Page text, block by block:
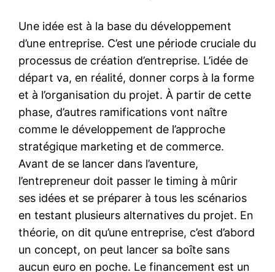
Une idée est à la base du développement
d’une entreprise. C’est une période cruciale du
processus de création d’entreprise. L’idée de
départ va, en réalité, donner corps à la forme
et à l’organisation du projet. À partir de cette
phase, d’autres ramifications vont naître
comme le développement de l’approche
stratégique marketing et de commerce.
Avant de se lancer dans l’aventure,
l’entrepreneur doit passer le timing à mûrir
ses idées et se préparer à tous les scénarios
en testant plusieurs alternatives du projet. En
théorie, on dit qu’une entreprise, c’est d’abord
un concept, on peut lancer sa boîte sans
aucun euro en poche. Le financement est un